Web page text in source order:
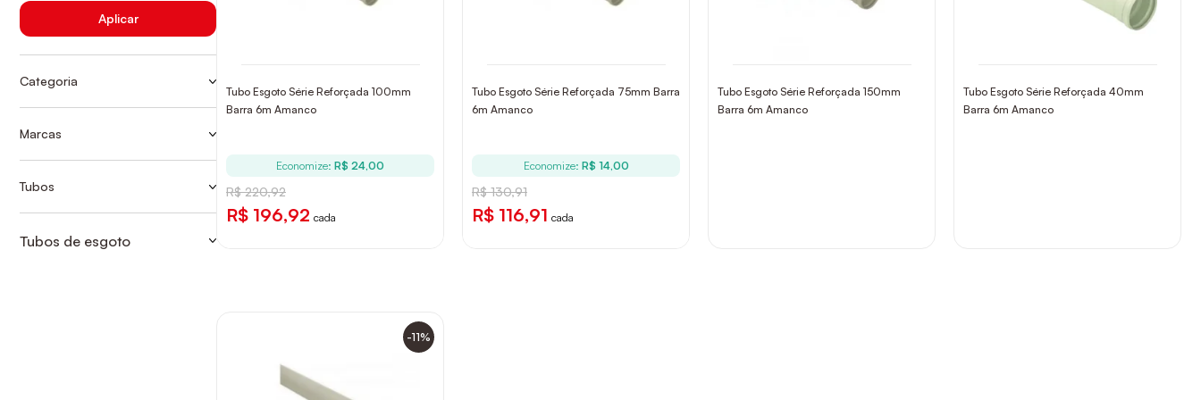
Aplicar
Categoria
Marcas
Tubos
Tubos de esgoto
Tubo Esgoto Série Reforçada 100mm
Barra 6m Amanco
Economize: R$ 24,00
R$ 220,92
R$ 196,92 cada
Tubo Esgoto Série Reforçada 75mm Barra
6m Amanco
Economize: R$ 14,00
R$ 130,91
R$ 116,91 cada
Tubo Esgoto Série Reforçada 150mm
Barra 6m Amanco
Tubo Esgoto Série Reforçada 40mm
Barra 6m Amanco
-11%